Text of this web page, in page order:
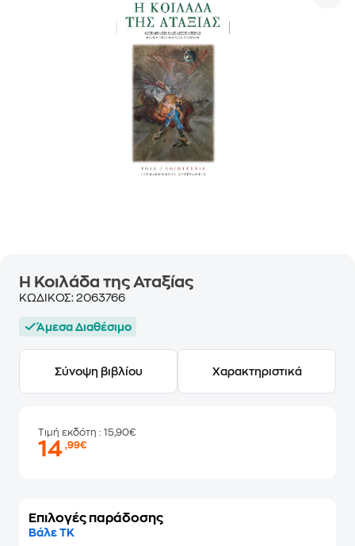
Η Κοιλάδα της Αταξίας
ΚΩΔΙΚΟΣ: 2063766
Άμεσα Διαθέσιμο
Σύνοψη βιβλίου Χαρακτηριστικά
Τιμή εκδότη : 15,90€
14,99€
Επιλογές παράδοσης
Βάλε ΤΚ